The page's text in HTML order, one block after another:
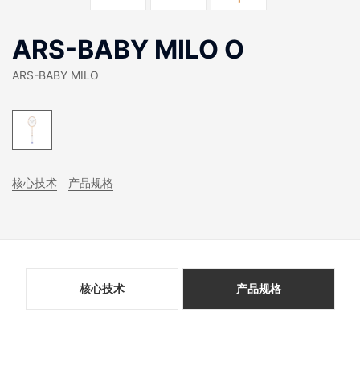
ARS-BABY MILO O
ARS-BABY MILO
核心技术 产品规格
核心技术 产品规格